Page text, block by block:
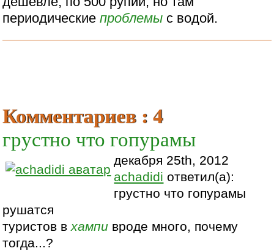
периодическиепроблемы с водой.
Комментариев : 4
грустно что гопурамы
декабря 25th, 2012
achadidi ответил(а):
грустно что гопурамы
рушатся
туристов вхампи вроде много, почему
тогда...?